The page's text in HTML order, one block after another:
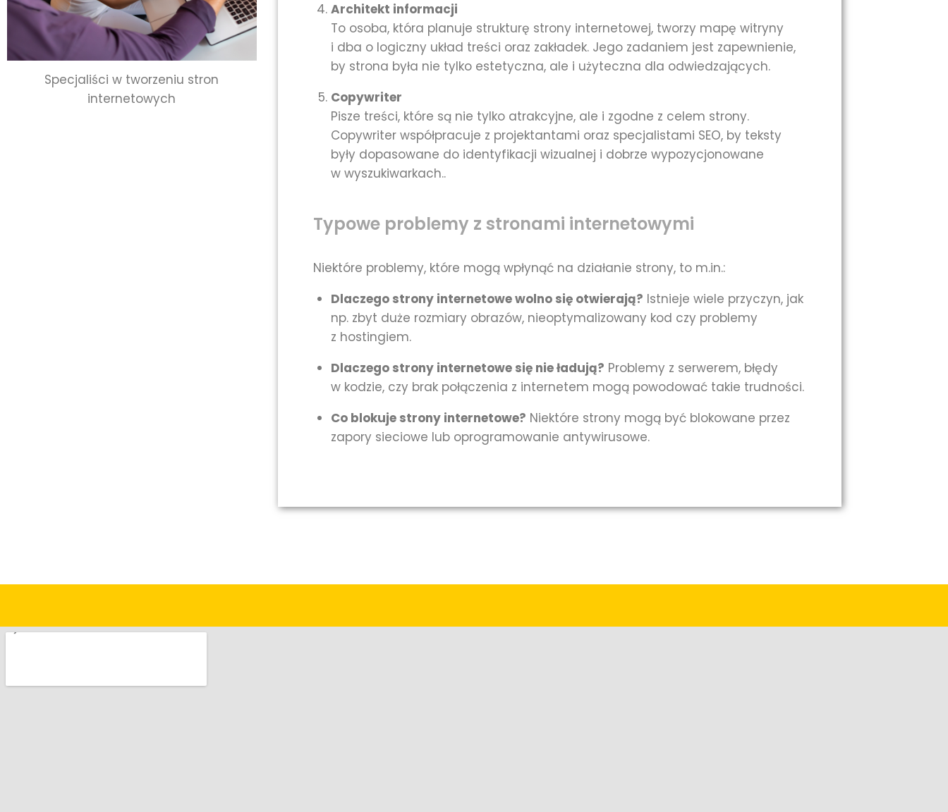
Specjaliści w tworzeniu stron
internetowych
Architekt informacji
To osoba, która planuje strukturę strony internetowej, tworzy mapę witryny
i dba o logiczny układ treści oraz zakładek. Jego zadaniem jest zapewnienie,
by strona była nie tylko estetyczna, ale i użyteczna dla odwiedzających.
Copywriter
Pisze treści, które są nie tylko atrakcyjne, ale i zgodne z celem strony.
Copywriter współpracuje z projektantami oraz specjalistami SEO, by teksty
były dopasowane do identyfikacji wizualnej i dobrze wypozycjonowane
w wyszukiwarkach..
Typowe problemy z stronami internetowymi
Niektóre problemy, które mogą wpłynąć na działanie strony, to m.in.:
Dlaczego strony internetowe wolno się otwierają? Istnieje wiele przyczyn, jak
np. zbyt duże rozmiary obrazów, nieoptymalizowany kod czy problemy
z hostingiem.
Dlaczego strony internetowe się nie ładują? Problemy z serwerem, błędy
w kodzie, czy brak połączenia z internetem mogą powodować takie trudności.
Co blokuje strony internetowe? Niektóre strony mogą być blokowane przez
zapory sieciowe lub oprogramowanie antywirusowe.